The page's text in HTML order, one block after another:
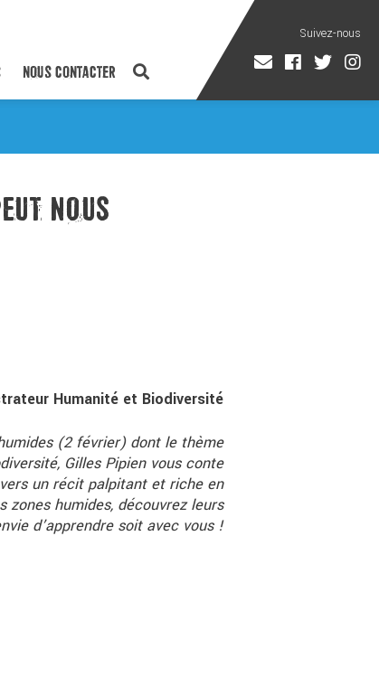
NOUS CONTACTER
NOUS
Humanité et Biodiversité
(2 février) dont le thème
Gilles Pipien vous conte
un récit palpitant et riche en
zones humides, découvrez leurs
d’apprendre soit avec vous !